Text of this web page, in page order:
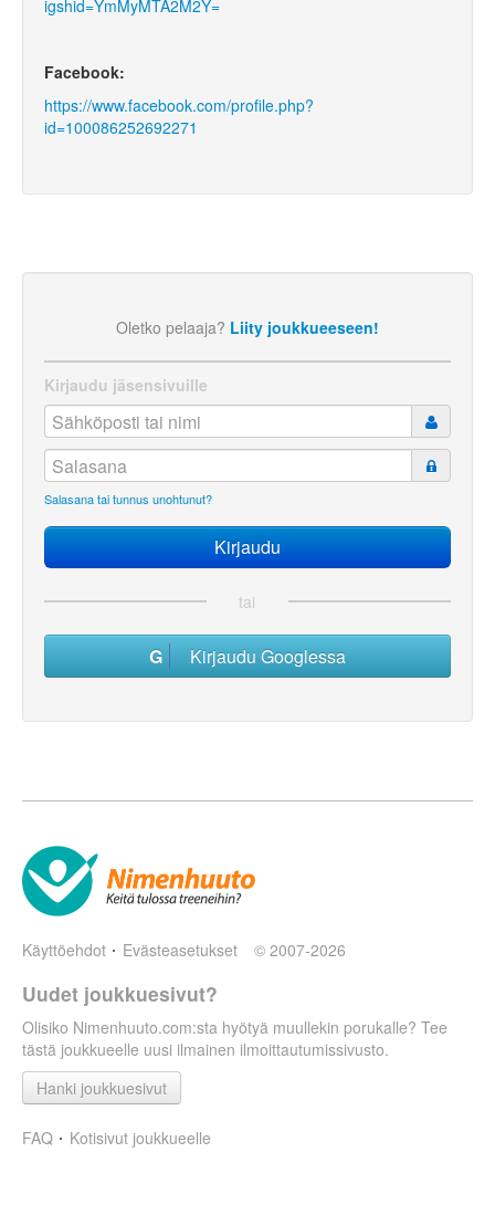
igshid=YmMyMTA2M2Y=
Facebook:
https://www.facebook.com/profile.php?
id=100086252692271
Oletko pelaaja? Liity joukkueeseen!
Kirjaudu jäsensivuille
Salasana tai tunnus unohtunut?
tai
Kirjaudu Googlessa
Käyttöehdot Evästeasetukset © 2007-2026
Uudet joukkuesivut?
Olisiko Nimenhuuto.com:sta hyötyä muullekin porukalle? Tee
tästä joukkueelle uusi ilmainen ilmoittautumissivusto.
Hanki joukkuesivut
FAQ Kotisivut joukkueelle